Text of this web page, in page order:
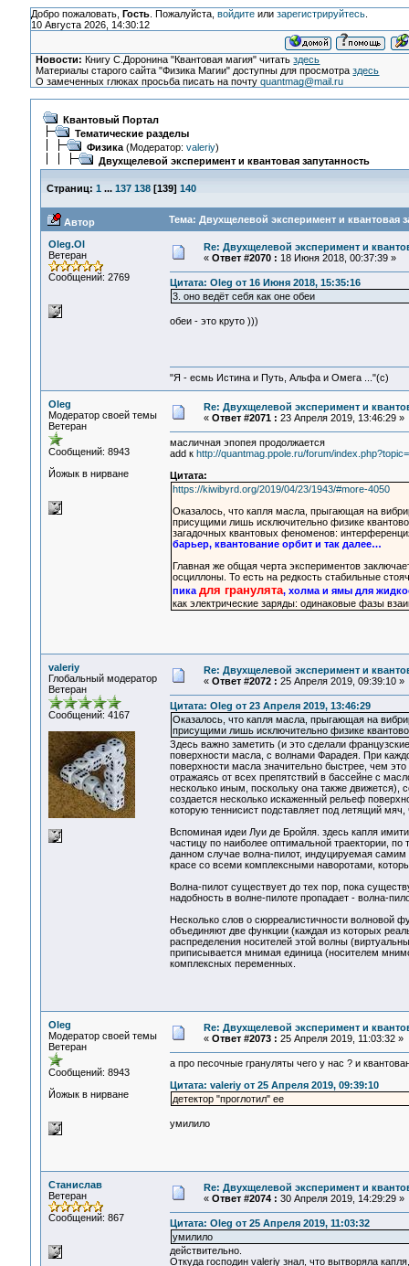
Добро пожаловать, Гость. Пожалуйста, войдитеили зарегистрируйтесь.
10 Августа 2026, 14:30:12
Новости: Книгу С.Доронина "Квантовая магия" читатьздесь
Материалы старого сайта "Физика Магии" доступны для просмотраздесь
О замеченных глюках просьба писать на почтуquantmag@mail.ru
Квантовый Портал
Тематические разделы
Физика(Модератор: valeriy)
Двухщелевой эксперимент и квантовая запутанность
Страниц: 1 ... 137 138[139] 140
Автор Тема: Двухщелевой эксперимент и квантовая
Oleg.Ol
Ветеран
Сообщений: 2769
Re: Двухщелевой эксперимент и
« Ответ #2070 : 18 Июня 2018, 00:37:39 »
Цитата: Oleg от 16 Июня 2018, 15:35:16
3. оно ведёт себя как оне обеи
обеи - это круто )))
"Я - есмь Истина и Путь, Альфа и Омега ..."(с)
Oleg
Модератор своей темы
Ветеран
Сообщений: 8943
Йожык в нирване
Re: Двухщелевой эксперимент и
« Ответ #2071 : 23 Апреля 2019, 13:46:29 »
масличная эпопея продолжается
add к http://quantmag.ppole.ru/forum/
Цитата:
https://kiwibyrd.org/2019/04/23/1943/#more-4050
Оказалось, что капля масла, прыгающая на
присущими лишь исключительно физике
загадочных квантовых феноменов:
барьер, квантование орбит и так далее…
Главная же общая черта экспериментов
осциллоны. То есть на редкость стабильные
пика для гранулята, холма и ямы для
как электрические заряды: одинаковые фазы
valeriy
Глобальный модератор
Ветеран
Сообщений: 4167
Re: Двухщелевой эксперимент и
« Ответ #2072 : 25 Апреля 2019, 09:39:10 »
Цитата: Oleg от 23 Апреля 2019, 13:46:29
Оказалось, что капля масла, прыгающая на
присущими лишь исключительно физике
Здесь важно заметить (и это сделали
поверхности масла, с волнами Фарадея. При
поверхности масла значительно быстрее, чем
отражаясь от всех препятствий в бассейне с
несколько иным, поскольку она также движется),
создается несколько искаженный рельеф
которую теннисист подставляет под летящий
Вспоминая идеи Луи де Бройля. здесь капля
частицу по наиболее оптимальной траектории,
данном случае волна-пилот, индуцируемая
красе со всеми комплексными наворотами,
Волна-пилот существует до тех пор, пока
надобность в волне-пилоте пропадает - волна-
Несколько слов о сюрреалистичности волновой
объединяют две функции (каждая из которых
распределения носителей этой волны
приписывается мнимая единица (носителем
комплексных переменных.
Oleg
Модератор своей темы
Ветеран
Сообщений: 8943
Йожык в нирване
Re: Двухщелевой эксперимент и
« Ответ #2073 : 25 Апреля 2019, 11:03:32 »
а про песочные грануляты чего у нас ? и
Цитата: valeriy от 25 Апреля 2019, 09:39:10
детектор "проглотил" ее
умилило
Станислав
Ветеран
Сообщений: 867
Re: Двухщелевой эксперимент и
« Ответ #2074 : 30 Апреля 2019, 14:29:29 »
Цитата: Oleg от 25 Апреля 2019, 11:03:32
умилило
действительно.
Откуда господин valeriy знал, что вытворяла